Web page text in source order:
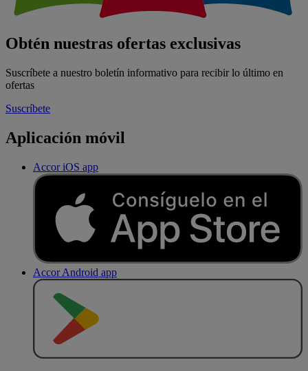
Obtén nuestras ofertas exclusivas
Suscríbete a nuestro boletín informativo para recibir lo último en
ofertas
Suscríbete
Aplicación móvil
Accor iOS app
Accor Android app